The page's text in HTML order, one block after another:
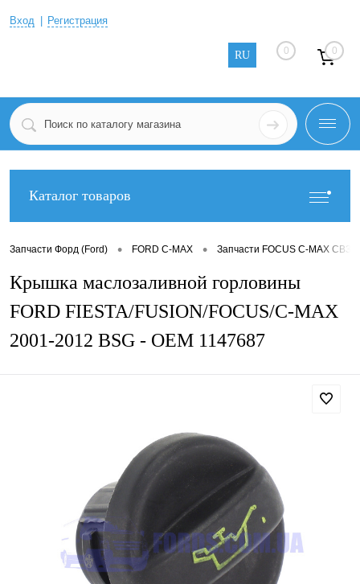
Вход Регистрация
RU 0 0
Каталог товаров
Запчасти Форд (Ford) • FORD C-MAX • Запчасти FOCUS C-MAX CB3
Крышка маслозаливной горловины
FORD FIESTA/FUSION/FOCUS/C-MAX
2001-2012 BSG - OEM 1147687